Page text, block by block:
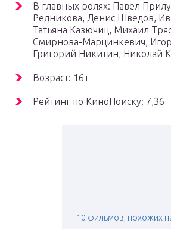
В главных ролях: Павел
Редникова, Денис Шведов,
Татьяна Казючиц, Михаил
Смирнова-Марцинкевич,
Григорий Никитин, Николай
Возраст: 16+
Рейтинг по КиноПоиску: 7,36
10 фильмов, похожих